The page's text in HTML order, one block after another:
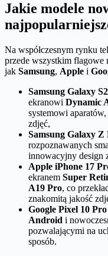
Jakie modele
Na współczesnym rynku
przede wszystkim flagowe
jak Samsung, Apple i
Samsung Galaxy
ekranowi Dynamic
systemowi
zdjęć,
Samsung Galaxy Z
rozpoznawanych
innowacyjny design
Apple iPhone 17
ekranem Super
A19 Pro, co
znakomitą jakość
Google Pixel 10 Pro
Android i
pozwalającymi na
sposób.